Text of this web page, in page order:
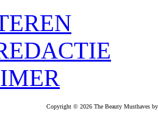
Copyright © 2026 The Beauty Musthaves